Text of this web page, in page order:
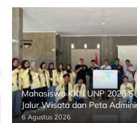
Mahasiswa KKN UNP 2026
Jalur Wisata dan Peta
Paninggahan
6 Agustus 2026